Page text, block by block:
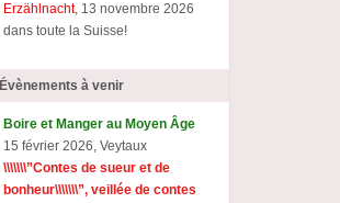
Erzählnacht, 13 novembre 2026
dans toute la Suisse!
Évènements à venir
Boire et Manger au Moyen Âge
15 février 2026, Veytaux
\\\\\\\”Contes de sueur et de
bonheur\\\\\\\”, veillée de contes